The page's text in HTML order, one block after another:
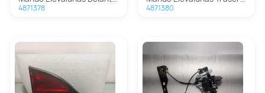
4871378 4871380